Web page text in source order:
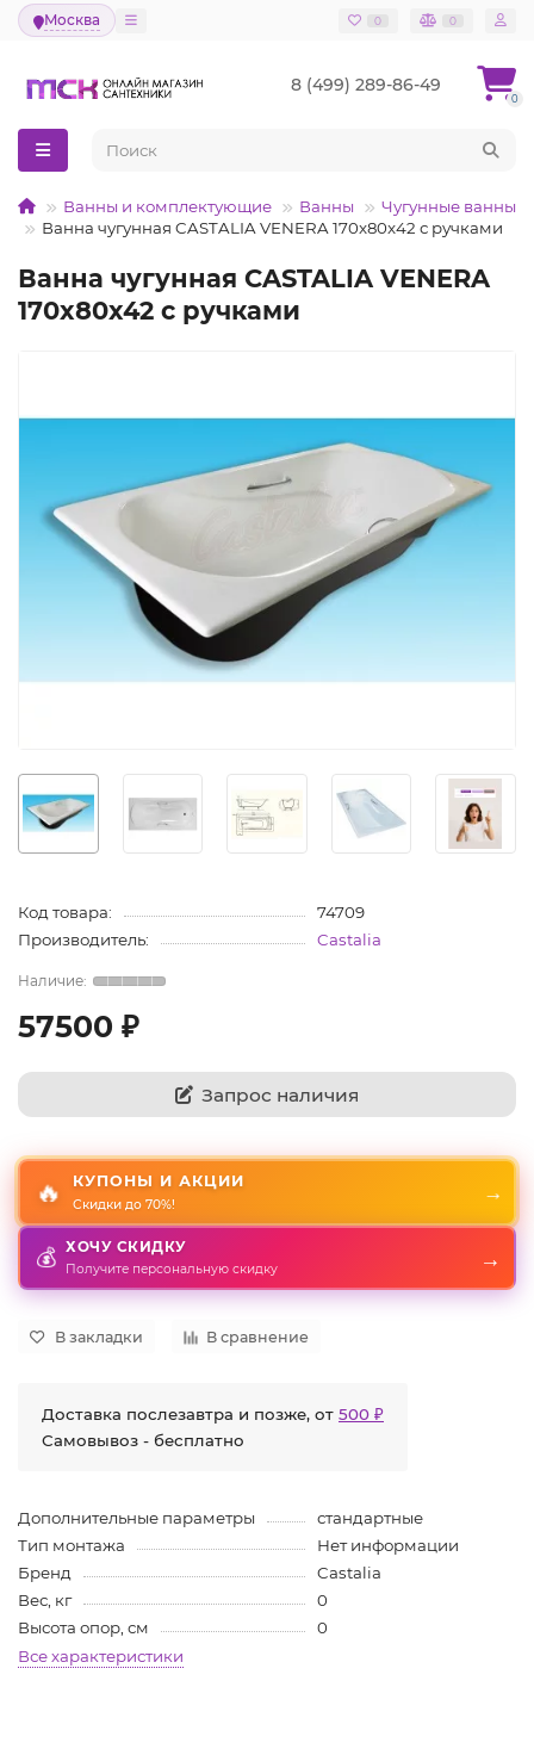
Москва 0 0
8 (499) 289-86-49
0
Ванны и комплектующие Ванны
Чугунные ванны
Ванна чугунная CASTALIA VENERA 170x80x42 с ручками
Ванна чугунная CASTALIA VENERA
170x80x42 с ручками
Код товара:
74709
Производитель:
Castalia
57500 ₽
Запрос наличия
🔥 КУПОНЫ И АКЦИИ
Скидки до 70%!
→
💰 ХОЧУ СКИДКУ
Получите персональную скидку →
В закладки В сравнение
Доставка послезавтра и позже, от 500 ₽
Самовывоз - бесплатно
Дополнительные параметры
стандартные
Тип монтажа
Нет информации
Бренд
Castalia
Вес, кг
0
Высота опор, см
0
Все характеристики